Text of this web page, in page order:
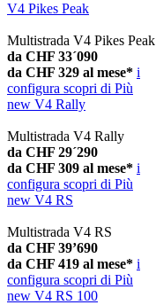
V4 Pikes Peak
Multistrada V4 Pikes Peak
da CHF 33´090
da CHF 329 al mese* i
configura scopri di Più
new V4 Rally
Multistrada V4 Rally
da CHF 29´290
da CHF 309 al mese* i
configura scopri di Più
new V4 RS
Multistrada V4 RS
da CHF 39’690
da CHF 419 al mese* i
configura scopri di Più
new V4 RS 100